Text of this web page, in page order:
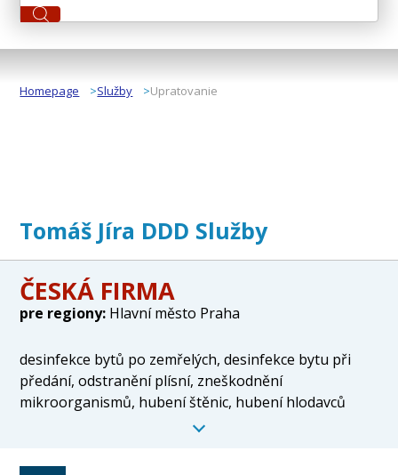
Homepage Služby Upratovanie
Tomáš Jíra DDD Služby
ČESKÁ FIRMA
pre regiony: Hlavní město Praha
desinfekce bytů po zemřelých, desinfekce bytu při
předání, odstranění plísní, zneškodnění
mikroorganismů, hubení štěnic, hubení hlodavců